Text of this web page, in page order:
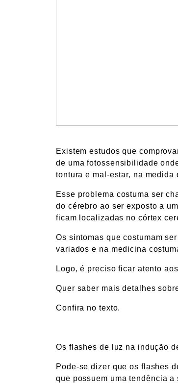
Existem estudos que
de uma fotossensibilidade
tontura e mal-estar, na
Esse problema costuma ser
do cérebro ao ser exposto a
ficam localizadas no córtex
Os sintomas que costumam
variados e na medicina
Logo, é preciso ficar atento
Quer saber mais detalhes
Confira no texto.
Os flashes de luz na indução
Pode-se dizer que os flashes
que possuem uma tendência